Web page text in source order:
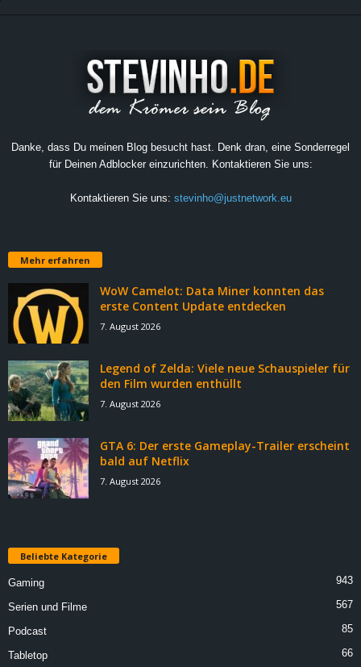
Danke, dass Du meinen Blog besucht hast. Denk dran, eine Sonderregel
für Deinen Adblocker einzurichten. Kontaktieren Sie uns:
Kontaktieren Sie uns: stevinho@justnetwork.eu
Mehr erfahren
WoW Camelot: Data Miner konnten das
erste Content Update entdecken
7. August 2026
Legend of Zelda: Viele neue Schauspieler für
den Film wurden enthüllt
7. August 2026
GTA 6: Der erste Gameplay-Trailer erscheint
bald auf Netflix
7. August 2026
Beliebte Kategorie
Gaming 943
Serien und Filme 567
Podcast 85
Tabletop 66